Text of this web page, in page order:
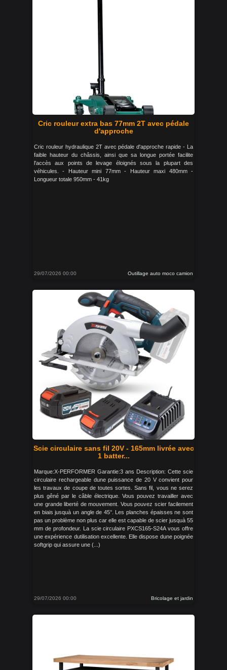
Cric rouleur extra bas 77mm 2T avec pédale
d'approche
Cric rouleur hydraulique 2T avec pédale d'approche rapide - La
faible hauteur du châssis, ainsi que sa longue portée facilite
l'accès aux points de levage éloignés sous la plupart des
véhicules. - Hauteur mini 77mm - Hauteur maxi 480mm -
Longueur totale 950mm - 41kg
29/07/2026 00:00 Outillage auto moco camion
Scie circulaire sans fil 20V - 165mm livrée avec
1 batter...
Marque:X-PERFORMER Garantie:3 ans Description: Cette scie
circulaire rechargeable dune puissance de 20 V convient pour
les travaux de coupe de toutes sortes. Sans fil, vous ne serez
plus gêné par le câble électrique. Vous pouvez travailler avec
une grande liberté de mouvement. Vous pouvez scier facilement
en biais jusquà un angle de 45°. Les planches épaisses ne sont
pas un problème non plus car elle est capable de scier jusquà 55
mm de profondeur. La scie circulaire PXCS165-S24A vous offre
une expérience dutilisation excellente. Elle dispose dune poignée
softgrip qui assure une (...)
29/07/2026 00:00 Bricolage et jardin